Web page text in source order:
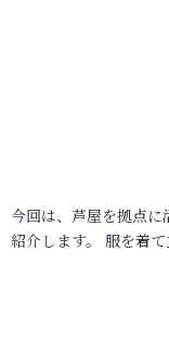
今回は、芦屋を拠点
紹介します。 服を着